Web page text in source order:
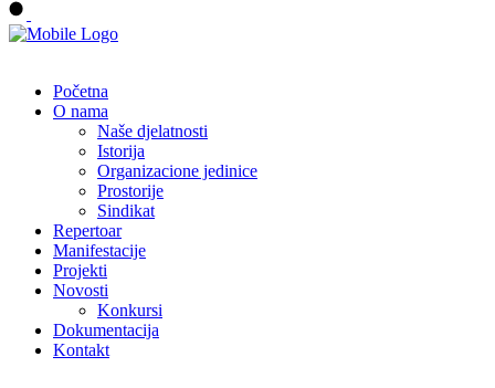
Početna
O nama
Naše djelatnosti
Istorija
Organizacione jedinice
Prostorije
Sindikat
Repertoar
Manifestacije
Projekti
Novosti
Konkursi
Dokumentacija
Kontakt